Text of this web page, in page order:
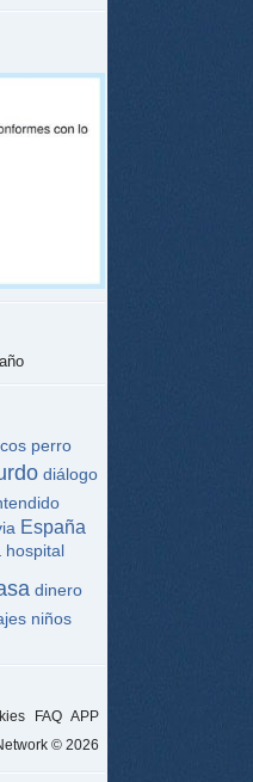
perro
diálogo
España
hospital
dinero
niños
FAQ APP
© 2026